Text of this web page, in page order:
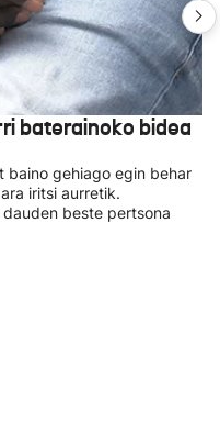
baterainoko bidea
baino gehiago egin behar
iritsi aurretik.
beste pertsona